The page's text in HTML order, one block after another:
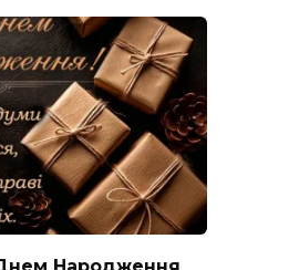
Народження